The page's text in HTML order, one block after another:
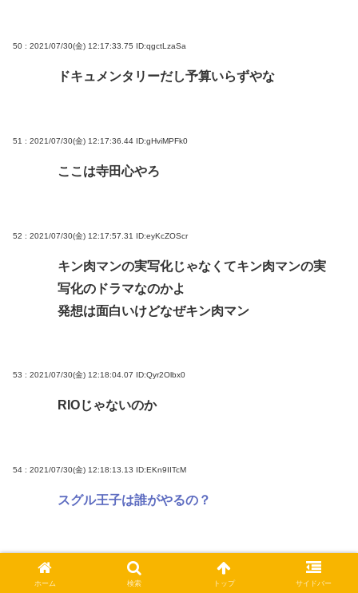
50 : 2021/07/30(金) 12:17:33.75 ID:qgctLzaSa
ドキュメンタリーだし予算いらずやな
51 : 2021/07/30(金) 12:17:36.44 ID:gHviMPFk0
ここは寺田心やろ
52 : 2021/07/30(金) 12:17:57.31 ID:eyKcZOScr
キン肉マンの実写化じゃなくてキン肉マンの実
写化のドラマなのかよ
発想は面白いけどなぜキン肉マン
53 : 2021/07/30(金) 12:18:04.07 ID:Qyr2Olbx0
RIOじゃないのか
54 : 2021/07/30(金) 12:18:13.13 ID:EKn9IITcM
スグル王子は誰がやるの？
56 : 2021/07/30(金) 12:18:20.48ID:d7IF8Aam0
ホーム 検索 トップ サイドバー